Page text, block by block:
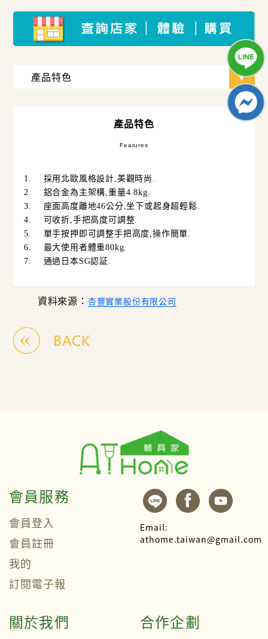
產品特色
Features
1. 採用北歐風格設計,美觀時尚 .
2.
鋁合金為主架構,重量4.8kg.
3.
座面高度離地46公分,坐下或起身超輕鬆.
4.
可收折,手把高度可調整.
5.
單手按押即可調整手把高度,操作簡單.
6.
最大使用者體重80kg.
7.
通過日本SG認証.
資料來源： 杏豐實業股份有限公司
會員服務
會員登入
會員註冊
我的
訂閱電子報
Email:
athome.taiwan@gmail.com
關於我們 合作企劃